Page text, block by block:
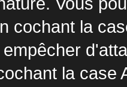
cochant la
la case